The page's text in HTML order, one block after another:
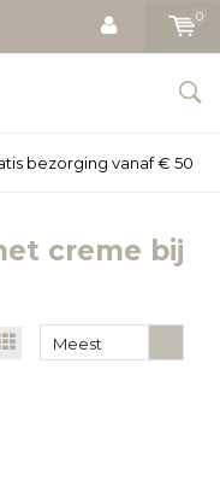
0
€ 50
creme bij
Meest